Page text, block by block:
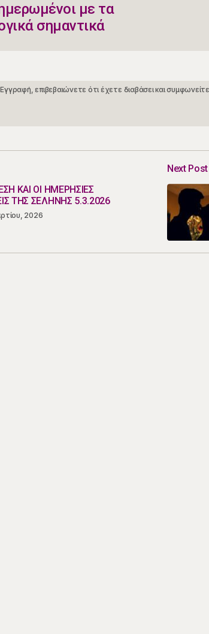
με τα
σημαντικά
επιβεβαιώνετε ότι έχετε διαβάσει και
ΚΑΙ ΟΙ ΗΜΕΡΗΣΙΕΣ
ΤΗΣ ΣΕΛΗΝΗΣ 5.3.2026
2026
Next Post